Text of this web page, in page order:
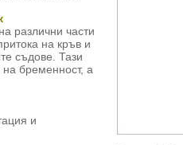
различни части
на кръв и
съдове. Тази
бременност, а
и